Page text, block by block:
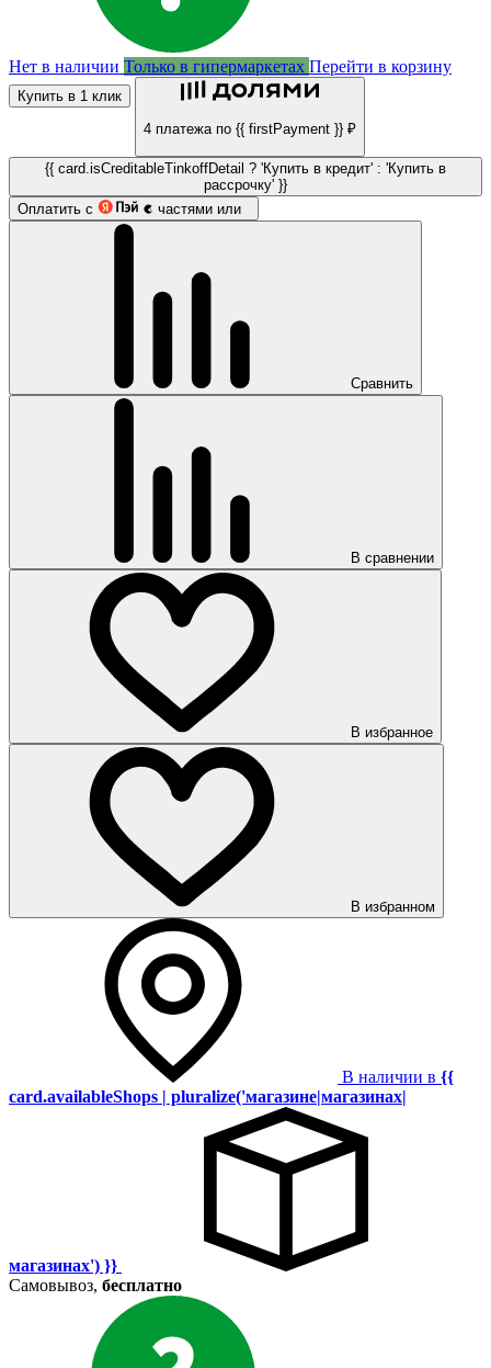
Нет в наличии Только в гипермаркетах Перейти в корзину
Купить в 1 клик
4 платежа по {{ firstPayment }} ₽
{{ card.isCreditableTinkoffDetail ? 'Купить в кредит' : 'Купить в
рассрочку' }}
Оплатить с
частями или
Сравнить
В сравнении
В избранное
В избранном
В наличии в {{
card.availableShops | pluralize('магазине|магазинах|
магазинах') }}
Самовывоз, бесплатно